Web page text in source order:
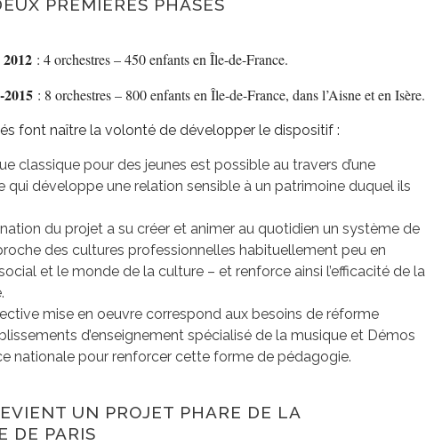
PREMIÈRES PHASES
: 4 orchestres – 450 enfants en Île-de-France.
2015 : 8 orchestres – 800 enfants en Île-de-France, dans l’Aisne et en Isère.
font naître la volonté de développer le dispositif :
classique pour des jeunes est possible au travers d’une
développe une relation sensible à un patrimoine duquel ils
du projet a su créer et animer au quotidien un système de
des cultures professionnelles habituellement peu en
et le monde de la culture – et renforce ainsi l’efficacité de la
mise en oeuvre correspond aux besoins de réforme
d’enseignement spécialisé de la musique et Démos
nationale pour renforcer cette forme de pédagogie.
UN PROJET PHARE DE LA
DE PARIS